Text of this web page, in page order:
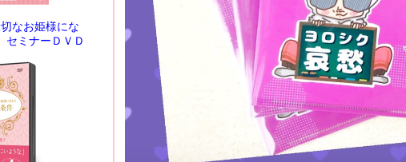
なお姫様にな
セミナーＤＶＤ